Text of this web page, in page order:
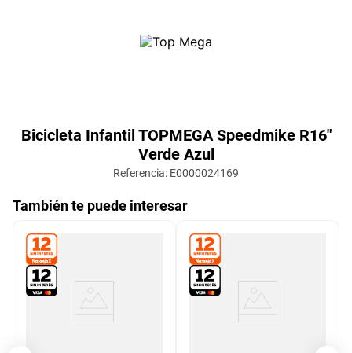
Bicicleta Infantil TOPMEGA Speedmike R16"
Verde Azul
Referencia: E0000024169
También te puede interesar